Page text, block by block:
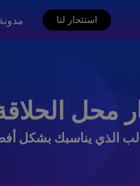
استئجار لنا
محل